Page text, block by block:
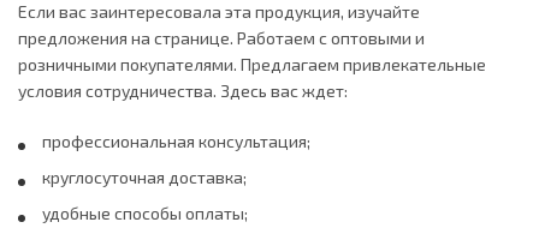
Если вас заинтересовала эта продукция, изучайте
предложения на странице. Работаем с оптовыми и
розничными покупателями. Предлагаем привлекательные
условия сотрудничества. Здесь вас ждет:
профессиональная консультация;
круглосуточная доставка;
удобные способы оплаты;